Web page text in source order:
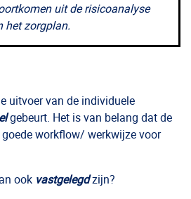
uit de risicoanalyse
het zorgplan.
uitvoer van de individuele
gebeurt. Het is van belang dat de
workflow/ werkwijze voor
ook vastgelegdzijn?